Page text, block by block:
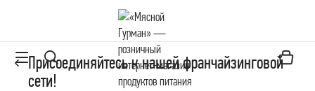
Присоединяйтесь к нашей франчайзинговой
сети!